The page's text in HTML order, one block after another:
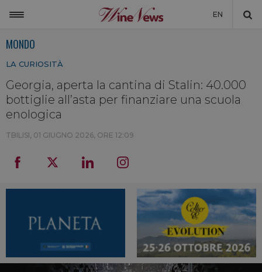
EN
NON SOLO VINO
LA CANTINA DI WINENEWS
DICONO DI NOI
MONDO
LA CURIOSITÀ
Georgia, aperta la cantina di Stalin: 40.000
bottiglie all’asta per finanziare una scuola
enologica
TBILISI, 01 GIUGNO 2026, ORE 12:09